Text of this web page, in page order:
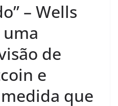
– Wells
de
e
que